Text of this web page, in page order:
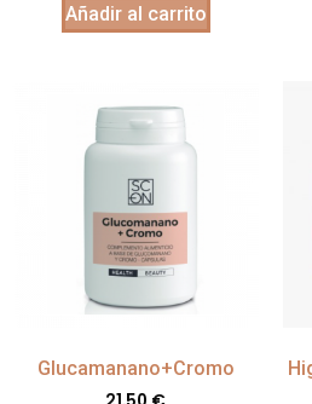
Añadir al carrito
Glucamanano+Cromo